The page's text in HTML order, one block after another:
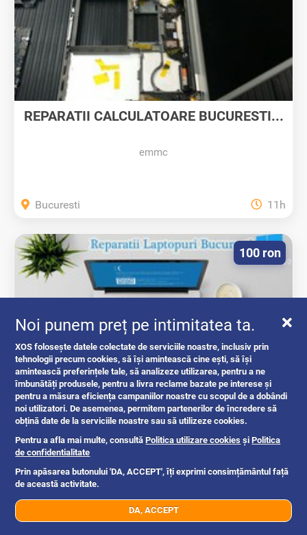
07xx xxx xxx Trimite mesaj
REPARATII CALCULATOARE BUCURESTI...
emmc
Bucuresti 11h
REPARATII LAPTOPURI BUCURESTI
REPARATII...
100 ron
Bucuresti 11h
Noi punem preț pe intimitatea ta.
XOS folosește datele colectate de serviciile noastre, inclusiv prin
tehnologii precum cookies, să își amintească cine ești, să își
amintească preferințele tale, să analizeze utilizarea, pentru a ne
îmbunătăți produsele, pentru a livra reclame bazate pe interese și
pentru a măsura eficiența campaniilor noastre cu scopul de a dobândi
noi utilizatori. De asemenea, permitem partenerilor de încredere să
obțină date de la serviciile noastre sau să utilizeze cookies.
Pentru a afla mai multe, consultăPolitica utilizare cookies șiPolitica
de confidentialitate
Prin apăsarea butonului 'DA, ACCEPT', îți exprimi consimțământul față
de această activitate.
DA, ACCEPT